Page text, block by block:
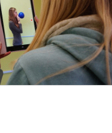
Team
Projekte